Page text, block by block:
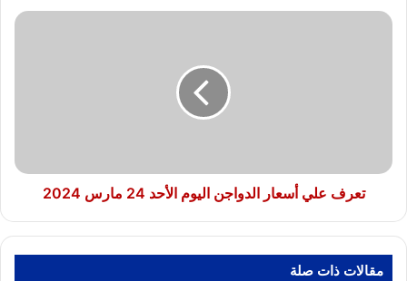
تعرف
2024
تعرف علي أسعار الدواجن اليوم الأحد 24 مارس 2024
مقالات ذات صلة